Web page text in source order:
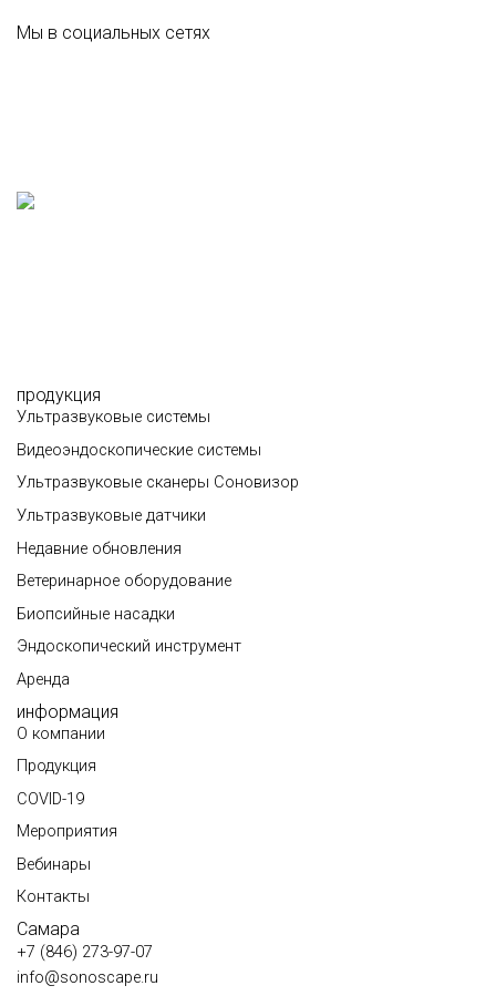
Мы в социальных сетях
продукция
Ультразвуковые системы
Видеоэндоскопические системы
Ультразвуковые сканеры Соновизор
Ультразвуковые датчики
Недавние обновления
Ветеринарное оборудование
Биопсийные насадки
Эндоскопический инструмент
Аренда
информация
О компании
Продукция
COVID-19
Мероприятия
Вебинары
Контакты
Самара
+7 (846) 273-97-07
info@sonoscape.ru